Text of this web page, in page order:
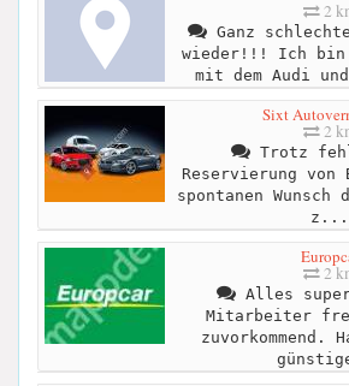
2
Ganz
wieder!!! Ich bin
mit dem Audi
Sixt
2
Trotz
Reservierung von
spontanen
z...
2
Alles
Mitarbeiter
zuvorkommend.